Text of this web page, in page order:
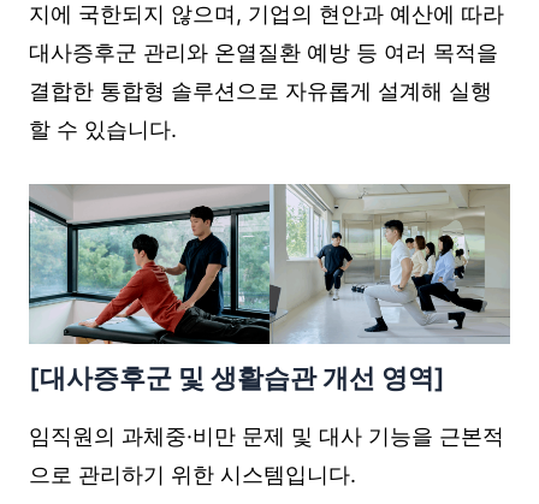
지에 국한되지 않으며, 기업의 현안과 예산에 따라
대사증후군 관리와 온열질환 예방 등 여러 목적을
결합한 통합형 솔루션으로 자유롭게 설계해 실행
할 수 있습니다.
[대사증후군 및 생활습관 개선 영역]
임직원의 과체중·비만 문제 및 대사 기능을 근본적
으로 관리하기 위한 시스템입니다.